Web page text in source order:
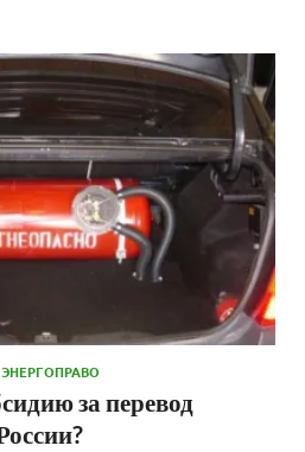
ЭНЕРГОПРАВО
за перевод